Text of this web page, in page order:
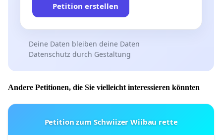
Petition erstellen
Deine Daten bleiben deine Daten
Datenschutz durch Gestaltung
Andere Petitionen, die Sie vielleicht interessieren könnten
Petition zum Schwiizer Wiibau rette